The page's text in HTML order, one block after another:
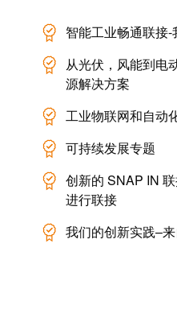
统
和
配
件
预
制
线
缆、
网
络
跳
务
魏
德
米
WMC
软
件
与
证
书
我
的
管
理
智能工业畅通联接
从光伏，风能到电
源解决方案
工业物联网和自动
可持续发展专题
创新的 SNAP IN
进行联接
我们的创新实践–